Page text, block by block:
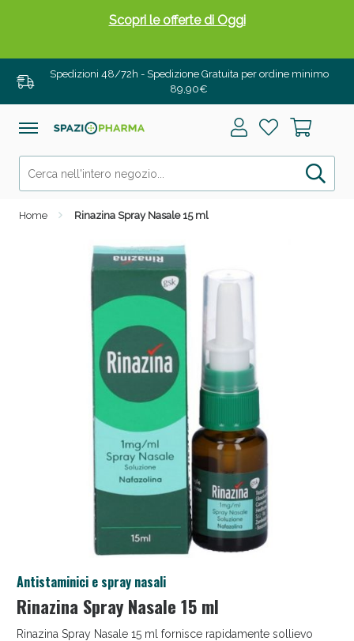
Spedizioni 48/72h - Spedizione Gratuita per ordine minimo
89,90€
Home Rinazina Spray Nasale 15 ml
Antistaminici e spray nasali
Rinazina Spray Nasale 15 ml
Rinazina Spray Nasale 15 ml fornisce rapidamente sollievo
Scopri le offerte di Oggi
Drenanti e Pancia Piatta: Sconti fino al 55% validi
solo per OGGI!
Salini e Multivitaminici: oggi Sconto extra fino al